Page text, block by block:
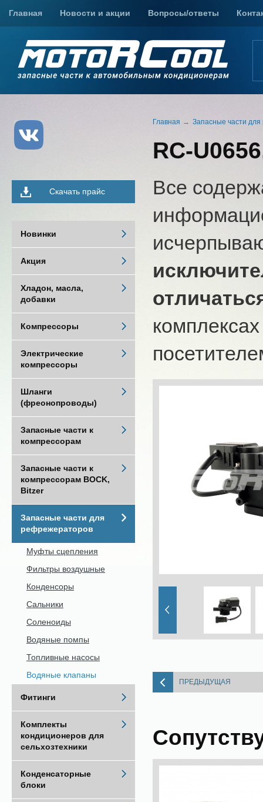
Главная Новости и акции Вопросы/ответы
Главная Запасные части
RC-
Все
ПРЕДЫДУЩАЯ
Скачать прайс
Новинки
Акция
Хладон, масла,
добавки
Компрессоры
Электрические
компрессоры
Шланги
(фреонопроводы)
Запасные части к
компрессорам
Запасные части к
компрессорам BOCK,
Bitzer
Запасные части для
рефрежераторов
Муфты сцепления
Фильтры воздушные
Конденсоры
Сальники
Соленоиды
Водяные помпы
Топливные насосы
Водяные клапаны
Фитинги
Комплекты
кондиционеров для
сельхозтехники
Конденсаторные
блоки